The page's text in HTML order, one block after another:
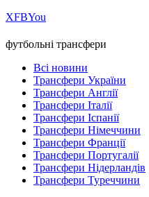
ХFBYou
футбольні трансфери
Всі новини
Трансфери України
Трансфери Англії
Трансфери Італії
Трансфери Іспанії
Трансфери Німеччини
Трансфери Франції
Трансфери Португалії
Трансфери Нідерландів
Трансфери Туреччини